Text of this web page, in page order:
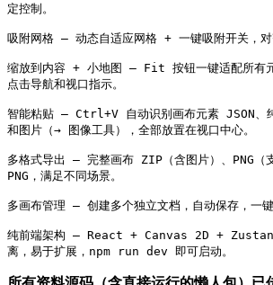
定控制。
吸附网格 — 动态自适应网格 + 一键吸附开关，对
缩放到内容 + 小地图 — Fit 按钮一键适配所有元
点击导航和视口指示。
智能粘贴 — Ctrl+V 自动识别画布元素 JSON、
和图片（→ 图像工具），全部放置在视口中心。
多格式导出 — 完整画布 ZIP（含图片）、PNG（
PNG，满足不同场景。
多画布管理 — 创建多个独立文档，自动保存，一键
纯前端架构 — React + Canvas 2D +
离，易于扩展，npm run dev 即可启动。